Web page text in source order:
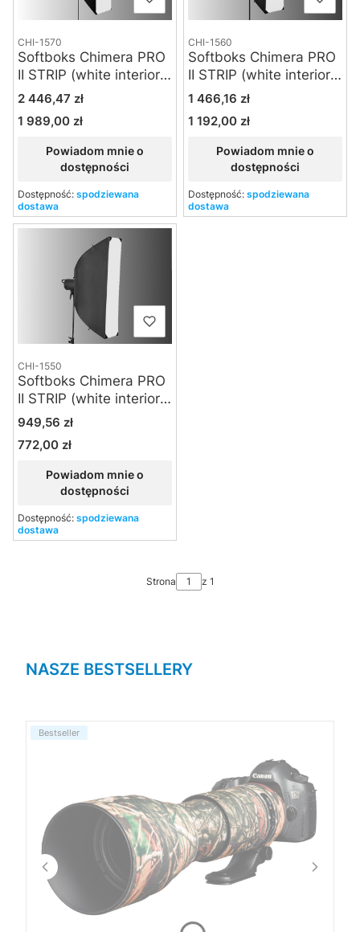
CHI-1570
Softboks Chimera PRO
II STRIP (white interior)
- Large
Cena
2 446,47 zł
Cena
1 989,00 zł
Powiadom mnie o
dostępności
Dostępność: spodziewana
dostawa
CHI-1560
Softboks Chimera PRO
II STRIP (white interior)
- Medium
Cena
1 466,16 zł
Cena
1 192,00 zł
Powiadom mnie o
dostępności
Dostępność: spodziewana
dostawa
CHI-1550
Softboks Chimera PRO
II STRIP (white interior)
- Small
Cena
949,56 zł
Cena
772,00 zł
Powiadom mnie o
dostępności
Dostępność: spodziewana
dostawa
Strona z 1
NASZE BESTSELLERY
Bestseller